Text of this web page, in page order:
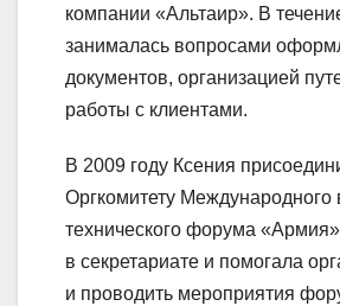
компании «Альтаир». В
занималась вопросами
документов, организацией
работы с клиентами.
В 2009 году Ксения
Оргкомитету Международного
технического форума
в секретариате и помогала
и проводить мероприятия